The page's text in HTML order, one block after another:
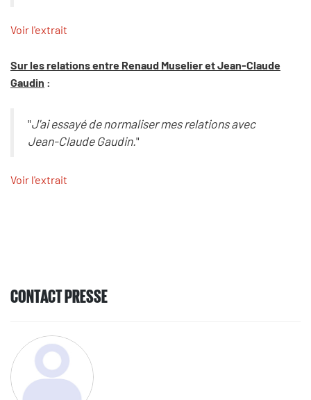
Voir l'extrait
Sur les relations entre Renaud Muselier et Jean-Claude
Gaudin :
"J'ai essayé de normaliser mes relations avec
Jean-Claude Gaudin."
Voir l'extrait
CONTACT PRESSE